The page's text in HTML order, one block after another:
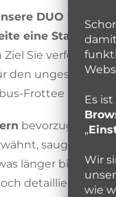
Es
„
Wir
wie
DUO
eine Stay-Dry
Sie verfolgen,
den ungestörten
Frottee Schicht.
bevorzugen,
saugstärker
länger bis sie
detailliertere